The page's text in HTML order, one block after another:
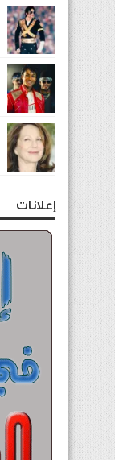
إعلانات